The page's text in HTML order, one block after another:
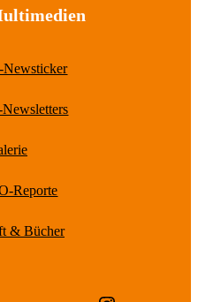
Reporte
& Bücher